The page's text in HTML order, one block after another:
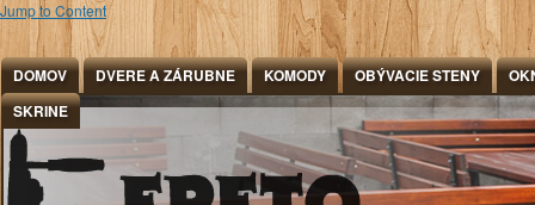
Jump to Content
DOMOV DVERE A ZÁRUBNE KOMODY OBÝVACIE STENY
SKRINE